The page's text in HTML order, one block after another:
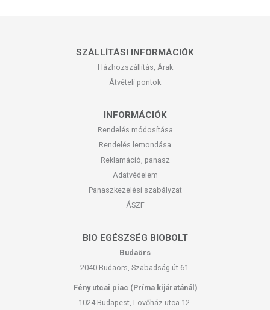
SZÁLLÍTÁSI INFORMÁCIÓK
Házhozszállítás, Árak
Átvételi pontok
INFORMÁCIÓK
Rendelés módosítása
Rendelés lemondása
Reklamáció, panasz
Adatvédelem
Panaszkezelési szabályzat
ÁSZF
BIO EGÉSZSÉG BIOBOLT
Budaörs
2040 Budaörs, Szabadság út 61.
Fény utcai piac (Príma kijáratánál)
1024 Budapest, Lövőház utca 12.